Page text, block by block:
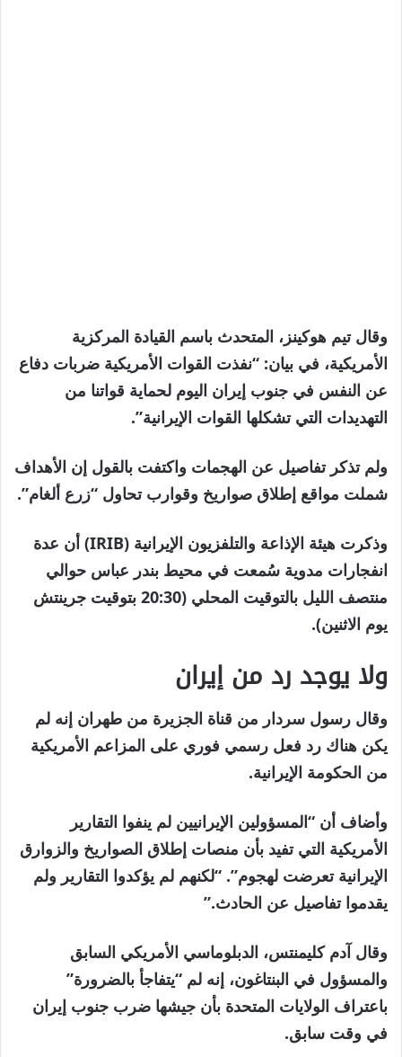
وقال تيم هوكينز، المتحدث باسم القيادة المركزية
الأمريكية، في بيان: “نفذت القوات الأمريكية ضربات دفاع
عن النفس في جنوب إيران اليوم لحماية قواتنا من
التهديدات التي تشكلها القوات الإيرانية”.
ولم تذكر تفاصيل عن الهجمات واكتفت بالقول إن الأهداف
شملت مواقع إطلاق صواريخ وقوارب تحاول “زرع ألغام”.
وذكرت هيئة الإذاعة والتلفزيون الإيرانية (IRIB) أن عدة
انفجارات مدوية سُمعت في محيط بندر عباس حوالي
منتصف الليل بالتوقيت المحلي (20:30 بتوقيت جرينتش
يوم الاثنين).
ولا يوجد رد من إيران
وقال رسول سردار من قناة الجزيرة من طهران إنه لم
يكن هناك رد فعل رسمي فوري على المزاعم الأمريكية
من الحكومة الإيرانية.
وأضاف أن “المسؤولين الإيرانيين لم ينفوا التقارير
الأمريكية التي تفيد بأن منصات إطلاق الصواريخ والزوارق
الإيرانية تعرضت لهجوم”. “لكنهم لم يؤكدوا التقارير ولم
يقدموا تفاصيل عن الحادث.”
وقال آدم كليمنتس، الدبلوماسي الأمريكي السابق
والمسؤول في البنتاغون، إنه لم “يتفاجأ بالضرورة”
باعتراف الولايات المتحدة بأن جيشها ضرب جنوب إيران
في وقت سابق.